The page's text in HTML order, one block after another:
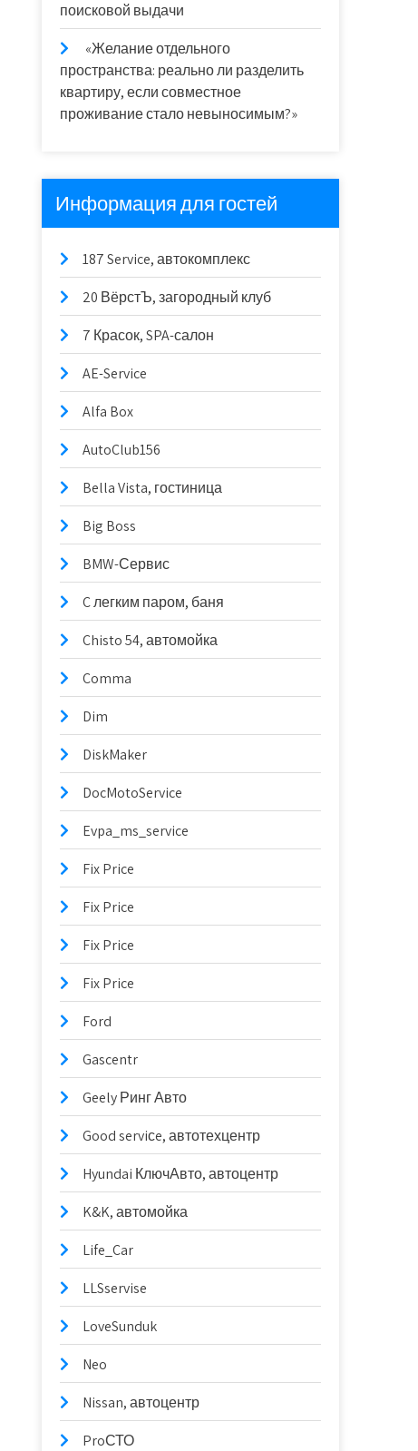
поисковой выдачи
«Желание отдельного
пространства: реально ли разделить
квартиру, если совместное
проживание стало невыносимым?»
Информация для гостей
187 Service, автокомплекс
20 ВёрстЪ, загородный клуб
7 Красок, SPA-салон
AE-Service
Alfa Box
AutoClub156
Bella Vista, гостиница
Big Boss
BMW-Сервис
C легким паром, баня
Chisto 54, автомойка
Comma
Dim
DiskMaker
DocMotoService
Evpa_ms_service
Fix Price
Fix Price
Fix Price
Fix Price
Ford
Gascentr
Geely Ринг Авто
Good serviсe, автотехцентр
Hyundai КлючАвто, автоцентр
K&K, автомойка
Life_Car
LLSservise
LoveSunduk
Neo
Nissan, автоцентр
ProСТО